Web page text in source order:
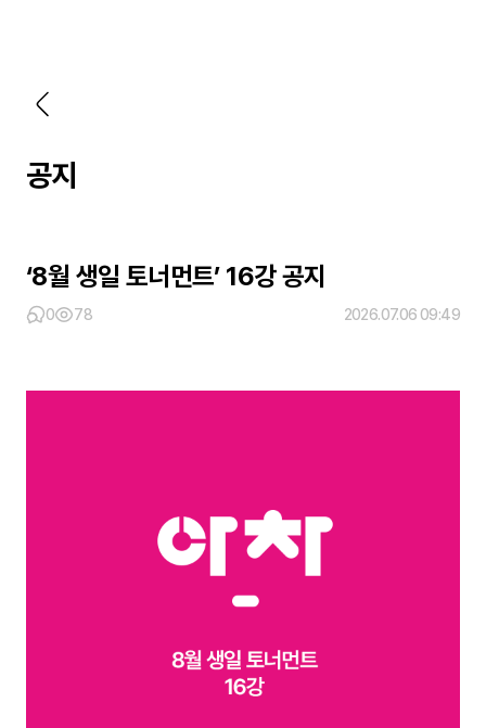
공지
‘8월 생일 토너먼트’ 16강 공지
0 78 2026.07.06 09:49